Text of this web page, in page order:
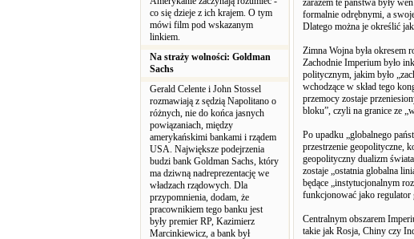
co się dzieje z ich krajem. O tym
mówi film pod wskazanym
linkiem.
Na straży wolności: Goldman
Sachs
Gerald Celente i John Stossel
rozmawiają z sędzią Napolitano o
różnych, nie do końca jasnych
powiązaniach, między
amerykańskimi bankami i rządem
USA. Największe podejrzenia
budzi bank Goldman Sachs, który
ma dziwną nadreprezentację we
władzach rządowych. Dla
przypomnienia, dodam, że
pracownikiem tego banku jest
były premier RP, Kazimierz
Marcinkiewicz, a bank był
zarazem te państwa były
formalnie odrębnymi, a
Dlatego można je określić
Zimna Wojna była okresem
Zachodnie Imperium było
politycznym, jakim było
wchodzące w skład tego
przemocy zostaje
bloku”, czyli na granice ze
Po upadku „globalnego
przestrzenie geopolityczne,
geopolityczny dualizm
zostaje „ostatnia globalna
będące „instytucjonalnym
funkcjonować jako regulator
Centralnym obszarem
takie jak Rosja, Chiny czy